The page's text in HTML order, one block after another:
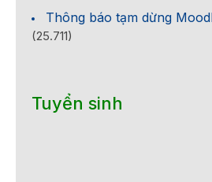
Thông báo tạm dừng
(25.711)
Tuyển sinh